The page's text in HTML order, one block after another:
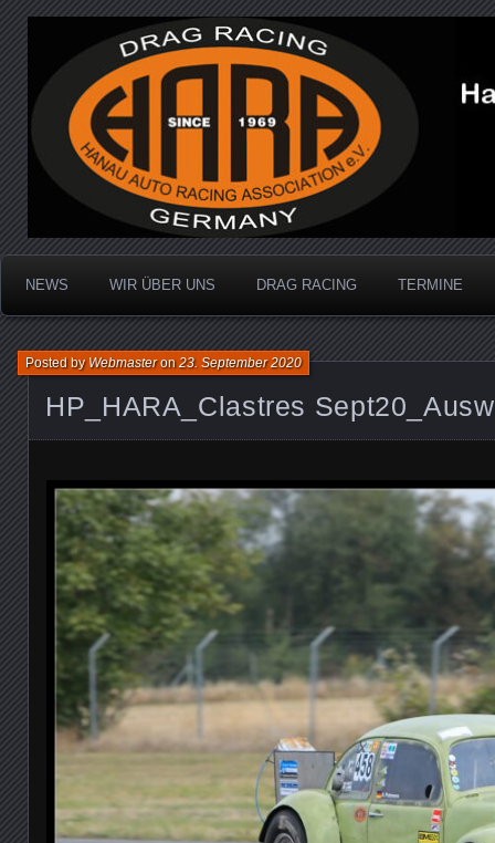
Hanau Auto Racing
Dragracing auf der 1/4 Meile
NEWS WIR ÜBER UNS DRAG RACING TERMINE
HP_HARA_Clastres
Posted byWebmasteron23. September 2020